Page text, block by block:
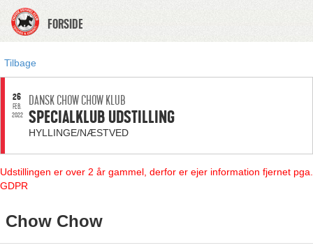
FORSIDE
Tilbage
26
FEB.
2022
DANSK CHOW CHOW KLUB
SPECIALKLUB UDSTILLING
HYLLINGE/NÆSTVED
Udstillingen er over 2 år gammel, derfor er ejer information fjernet pga.
GDPR
Chow Chow